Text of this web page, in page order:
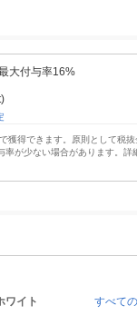
大付与率16%
獲得できます。原則として税抜
率が少ない場合があります。詳
ワイト すべて